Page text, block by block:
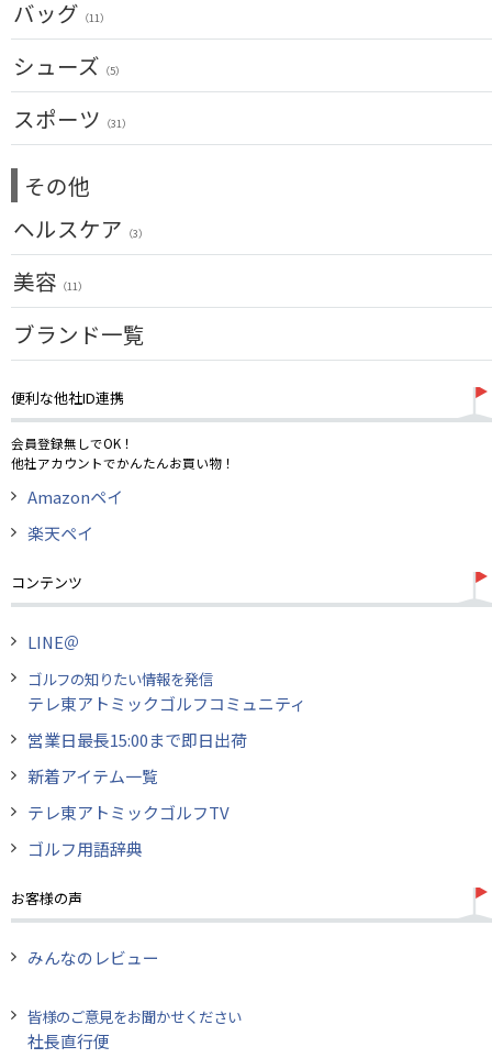
USモデル
フェアウェイウッド
ユーティリティー
アイアンセット
アイアン単品
ウェッジ
パター
ゴルフバッグ
キャディバッグ
ゴルフシューズ
ウェア
その他
バッグ （11）
メンズ
スーツケース
シューズ （5）
アクセサリー
メンズ
スポーツ （31）
アウトドア
アクセサリー
その他
ヘルスケア （3）
サポーター
美容 （11）
UVケア （11）
ブランド一覧
便利な他社ID連携
会員登録無しでOK！
他社アカウントでかんたんお買い物！
Amazonペイ
楽天ペイ
コンテンツ
LINE＠
ゴルフの知りたい情報を発信
テレ東アトミックゴルフコミュニティ
営業日最長15:00まで即日出荷
新着アイテム一覧
テレ東アトミックゴルフTV
ゴルフ用語辞典
お客様の声
みんなのレビュー
皆様のご意見をお聞かせください
社長直行便